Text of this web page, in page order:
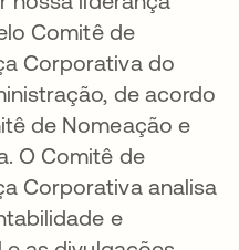
Comitê de
Corporativa do
de acordo
de Nomeação e
O Comitê de
Corporativa analisa
e